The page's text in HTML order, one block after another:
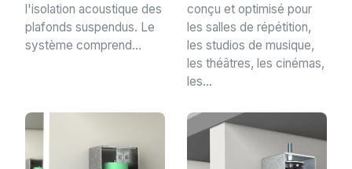
l'isolation acoustique des
plafonds suspendus. Le
système comprend...
conçu et optimisé pour
les salles de répétition,
les studios de musique,
les théâtres, les cinémas,
les...